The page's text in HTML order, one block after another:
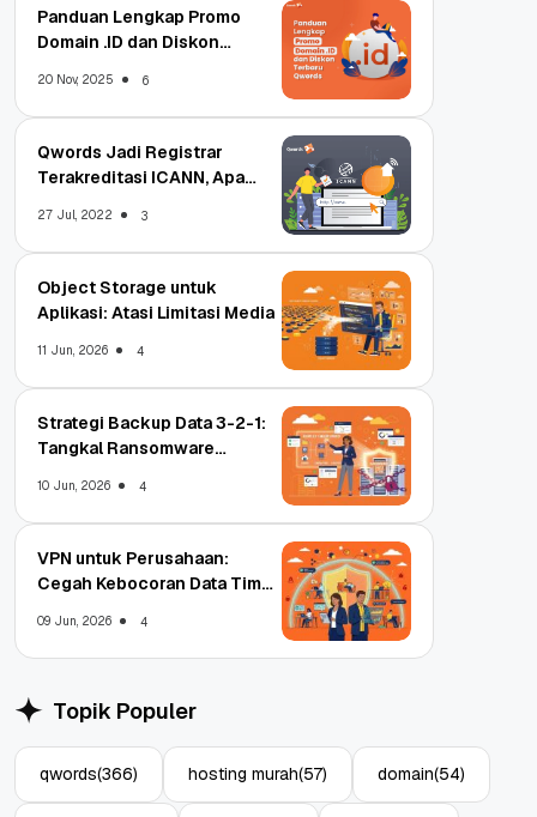
Panduan Lengkap Promo
Domain .ID dan Diskon
20 Nov, 2025 6
Qwords Jadi Registrar
Terakreditasi ICANN, Apa
27 Jul, 2022 3
Object Storage untuk
Aplikasi: Atasi Limitasi Media
11 Jun, 2026 4
Strategi Backup Data 3-2-1:
Tangkal Ransomware
10 Jun, 2026 4
VPN untuk Perusahaan:
Cegah Kebocoran Data Tim
09 Jun, 2026 4
Topik Populer
qwords(366) hosting murah(57) domain(54)